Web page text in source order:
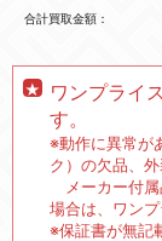
合計買取金額
ワンプライ
す。
※動作に異常が
ク）の欠品、
メーカー付属
場合は、ワンプ
※保証書が無記